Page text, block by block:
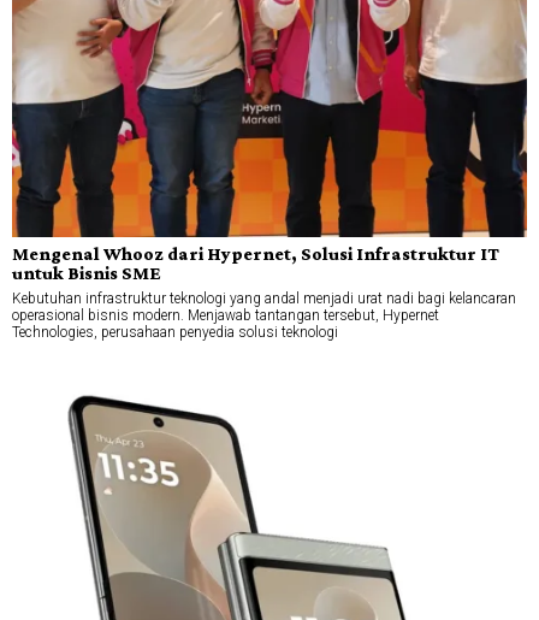
Mengenal Whooz dari Hypernet, Solusi Infrastruktur IT
untuk Bisnis SME
Kebutuhan infrastruktur teknologi yang andal menjadi urat nadi bagi kelancaran
operasional bisnis modern. Menjawab tantangan tersebut, Hypernet
Technologies, perusahaan penyedia solusi teknologi